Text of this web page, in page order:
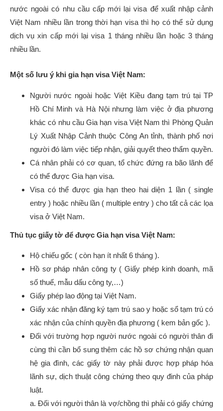
nước ngoài có nhu cầu cấp mới lại visa để xuất nhập cảnh
Việt Nam nhiều lần trong thời hạn visa thì họ có thể sử dụng
dịch vụ xin cấp mới lại visa 1 tháng nhiều lần hoặc 3 tháng
nhiều lần.
Một số lưu ý khi gia hạn visa Việt Nam:
Người nước ngoài hoặc Việt Kiều đang tạm trú tại TP
Hồ Chí Minh và Hà Nội nhưng làm việc ở địa phương
khác có nhu cầu Gia hạn visa Việt Nam thì Phòng Quản
Lý Xuất Nhập Cảnh thuộc Công An tỉnh, thành phố nơi
người đó làm việc tiếp nhận, giải quyết theo thẩm quyền.
Cá nhân phải có cơ quan, tổ chức đứng ra bão lãnh để
có thể được Gia hạn visa.
Visa có thể được gia hạn theo hai diện 1 lần ( single
entry ) hoặc nhiều lần ( multiple entry ) cho tất cả các lọa
visa ở Việt Nam.
Thủ tục giấy tờ để được Gia hạn visa Việt Nam:
Hộ chiếu gốc ( còn hạn ít nhất 6 tháng ).
Hồ sơ pháp nhân công ty ( Giấy phép kinh doanh, mã
số thuế, mẫu dấu công ty,…)
Giấy phép lao động tại Việt Nam.
Giấy xác nhận đăng ký tạm trú sao y hoặc sổ tạm trú có
xác nhận của chính quyền địa phương ( kem bản gốc ).
Đối với trường hợp người nước ngoài có người thân đi
cùng thì cần bổ sung thêm các hồ sơ chứng nhận quan
hệ gia đình, các giấy tờ này phải được hợp pháp hóa
lãnh sự, dịch thuật công chứng theo quy đinh của pháp
luật.
a. Đối với người thân là vợ/chồng thì phải có giấy chứng